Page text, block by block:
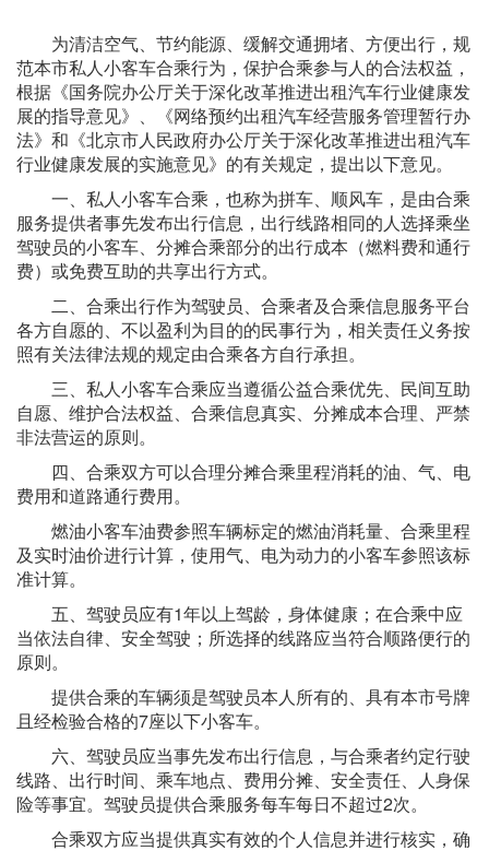
为清洁空气、节约能源、缓解交通拥堵、方便出行，规
范本市私人小客车合乘行为，保护合乘参与人的合法权益，
根据《国务院办公厅关于深化改革推进出租汽车行业健康发
展的指导意见》、《网络预约出租汽车经营服务管理暂行办
法》和《北京市人民政府办公厅关于深化改革推进出租汽车
行业健康发展的实施意见》的有关规定，提出以下意见。
一、私人小客车合乘，也称为拼车、顺风车，是由合乘
服务提供者事先发布出行信息，出行线路相同的人选择乘坐
驾驶员的小客车、分摊合乘部分的出行成本（燃料费和通行
费）或免费互助的共享出行方式。
二、合乘出行作为驾驶员、合乘者及合乘信息服务平台
各方自愿的、不以盈利为目的的民事行为，相关责任义务按
照有关法律法规的规定由合乘各方自行承担。
三、私人小客车合乘应当遵循公益合乘优先、民间互助
自愿、维护合法权益、合乘信息真实、分摊成本合理、严禁
非法营运的原则。
四、合乘双方可以合理分摊合乘里程消耗的油、气、电
费用和道路通行费用。
燃油小客车油费参照车辆标定的燃油消耗量、合乘里程
及实时油价进行计算，使用气、电为动力的小客车参照该标
准计算。
五、驾驶员应有1年以上驾龄，身体健康；在合乘中应
当依法自律、安全驾驶；所选择的线路应当符合顺路便行的
原则。
提供合乘的车辆须是驾驶员本人所有的、具有本市号牌
且经检验合格的7座以下小客车。
六、驾驶员应当事先发布出行信息，与合乘者约定行驶
线路、出行时间、乘车地点、费用分摊、安全责任、人身保
险等事宜。驾驶员提供合乘服务每车每日不超过2次。
合乘双方应当提供真实有效的个人信息并进行核实，确